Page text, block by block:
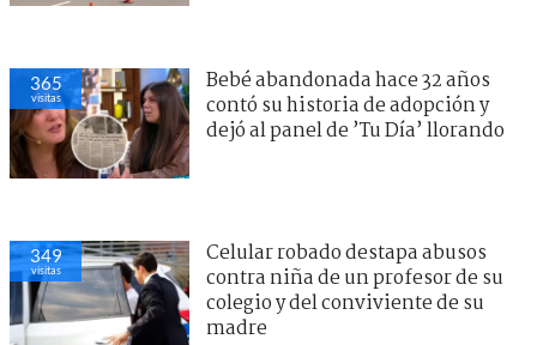
365
visitas
Bebé abandonada hace 32 años
contó su historia de adopción y
dejó al panel de ’Tu Día’ llorando
349
visitas
Celular robado destapa abusos
contra niña de un profesor de su
colegio y del conviviente de su
madre